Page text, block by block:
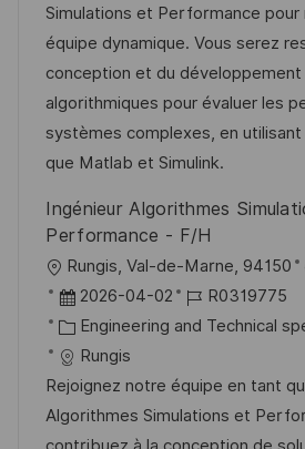
h
u
g
m
d
e
r
V
e
ö
e
n
t
I
D
e
g
o
r
i
e
Simulations et Performance pour
équipe dynamique. Vous serez
conception et du
algorithmiques pour évaluer les
systèmes complexes, en
que Matlab et Simulink.
Ingénieur Algorithmes
Performance - F/H
O
r
t
Rungis, Val-de-Marne, 94150
D
a
t
u
m
d
2026-04-02
J
o
-
I
D
R0319775
K
a
t
e
g
Engineering and Technical
Rungis
Rejoignez notre équipe en tant
Algorithmes Simulations et